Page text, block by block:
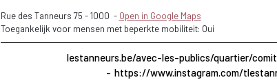
Rue des Tanneurs 75 - 1000 - Open in Google Maps
Toegankelijk voor mensen met beperkte mobiliteit: Oui
lestanneurs.be/avec-les-publics/quartier/
https://www.instagram.com/